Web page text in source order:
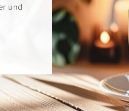
und